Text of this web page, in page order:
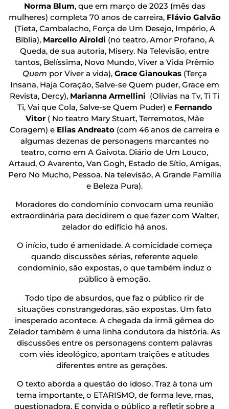
Norma Blum, que em março de 2023 (mês das
mulheres) completa 70 anos de carreira, Flávio Galvão
(Tieta, Cambalacho, Força de Um Desejo, Império, A
Bíblia), Marcello Airoldi (no teatro, Amor Profano, A
Queda, de sua autoria, Misery. Na Televisão, entre
tantos, Belíssima, Novo Mundo, Viver a Vida Prêmio
Quem por Viver a vida), Grace Gianoukas(Terça
Insana, Haja Coração, Salve-se Quem puder, Grace em
Revista, Dercy), Marianna Armellini (Olívias na Tv, Ti Ti
Ti, Vai que Cola, Salve-se Quem Puder) e Fernando
Vitor( No teatro Mary Stuart, Terremotos, Mãe
Coragem) e Elias Andreato (com 46 anos de carreira e
algumas dezenas de personagens marcantes no
teatro, como em A Gaivota, Diário de Um Louco,
Artaud, O Avarento, Van Gogh, Estado de Sítio, Amigas,
Pero No Mucho, Pessoa. Na televisão, A Grande Família
e Beleza Pura).
Moradores do condomínio convocam uma reunião
extraordinária para decidirem o que fazer com Walter,
zelador do edifício há anos.
O início, tudo é amenidade. A comicidade começa
quando discussões sérias, referente aquele
condomínio, são expostas, o que também induz o
público à emoção.
Todo tipo de absurdos, que faz o público rir de
situações constrangedoras, são expostas. Um fato
inesperado acontece. A chegada da irmã gêmea do
Zelador também é uma linha condutora da história. As
discussões entre os personagens contem palavras
com viés ideológico, apontam traições e atitudes
diferentes entre as gerações.
O texto aborda a questão do idoso. Traz à tona um
tema importante, o ETARISMO, de forma leve, mas,
questionadora. E convida o público a refletir sobre a